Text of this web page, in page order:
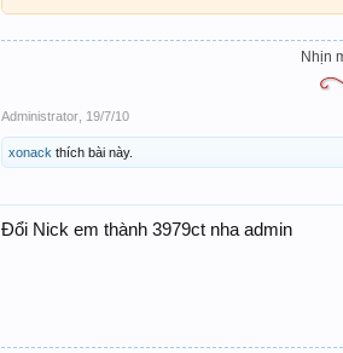
Nhịn
Administrator 19/7/10
xonack thích bài này.
Đổi Nick em thành 3979ct nha admin